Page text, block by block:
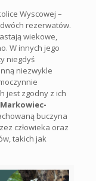
Wyscowej –
rezerwatów.
wiekowe,
W innych jego
niegdyś
niezwykle
jest zgodny z ich
Markowiec-
buczyna
człowieka oraz
takich jak